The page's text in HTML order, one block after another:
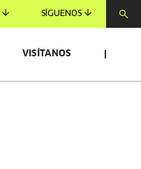
SÍGUENOS
VISÍTANOS